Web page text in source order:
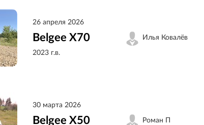
26 апреля 2026
Belgee X70
2023 г.в.
Илья Ковалёв
30 марта 2026
Belgee X50 Роман П